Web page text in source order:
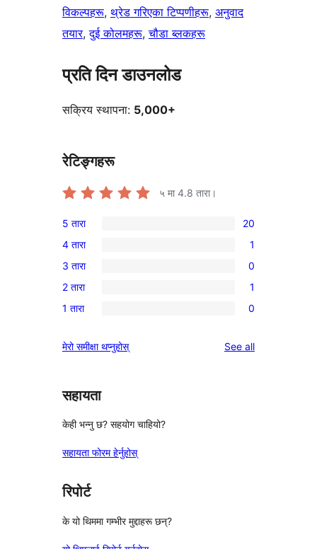
विकल्पहरू, थ्रेड गरिएका टिप्पणीहरू, अनुवाद
तयार, दुई कोलमहरू, चौडा ब्लकहरू
प्रति दिन डाउनलोड
सक्रिय स्थापना: 5,000+
रेटिङ्गहरू
५ मा4.8 तारा।
20
5-
तारा
समीक्षाहरू
5 तारा 20
1
4-
तारा
समीक्षा
4 तारा 1
0
3-
तारा
3 तारा 0
1
2-
समीक्षा
2 तारा 1
0
तारा
1 तारा 0
मेरो समीक्षा थप्नुहोस् See allreviews
सहायता
केही भन्नु छ? सहयोग चाहियो?
सहायता फोरम हेर्नुहोस्
रिपोर्ट
के यो थिममा गम्भीर मुद्दाहरू छन्?